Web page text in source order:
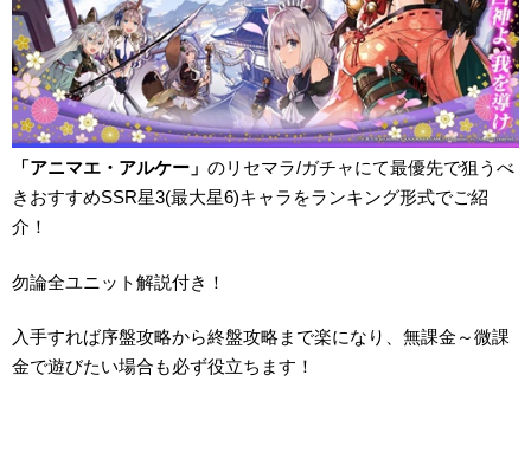
「アニマエ・アルケー」 のリセマラ/ガチャにて最優先で狙うべ
きおすすめSSR星3(最大星6)キャラをランキング形式でご紹
介！
勿論全ユニット解説付き！
入手すれば序盤攻略から終盤攻略まで楽になり、無課金～微課
金で遊びたい場合も必ず役立ちます！